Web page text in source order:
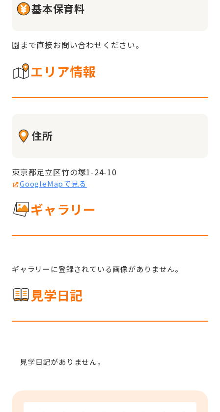
基本保育料
園まで直接お問い合わせください。
エリア情報
住所
東京都足立区竹の塚1-24-10
GoogleMapで見る
ギャラリー
ギャラリーに登録されている画像がありません。
見学日記
見学日記がありません。